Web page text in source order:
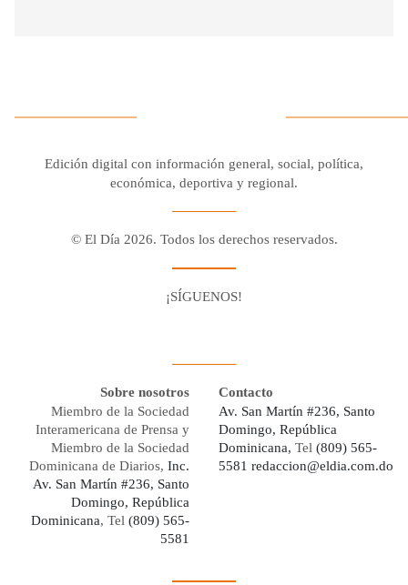
Edición digital con información general, social, política,
económica, deportiva y regional.
© El Día 2026. Todos los derechos reservados.
¡SÍGUENOS!
Sobre nosotros
Miembro de la Sociedad
Interamericana de Prensa y
Miembro de la Sociedad
Dominicana de Diarios, Inc.
Av. San Martín #236, Santo
Domingo, República
Dominicana, Tel (809) 565-
5581
Contacto
Av. San Martín #236, Santo
Domingo, República
Dominicana, Tel (809) 565-
5581 redaccion@eldia.com.do